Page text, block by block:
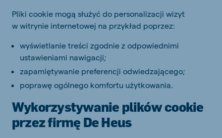
Pliki cookie mogą służyć do personalizacji wizyt
w witrynie internetowej na przykład poprzez:
wyświetlanie treści zgodnie z odpowiednimi
ustawieniami nawigacji;
zapamiętywanie preferencji odwiedzającego;
poprawę ogólnego komfortu użytkowania.
Wykorzystywanie plików cookie
przez firmę De Heus